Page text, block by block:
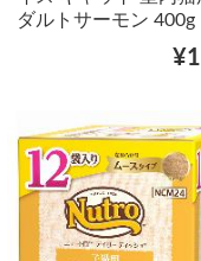
ダルトサーモン 400g